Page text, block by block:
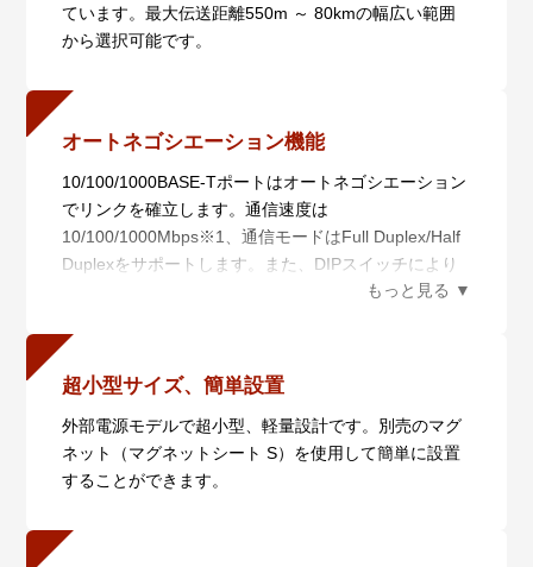
ています。最大伝送距離550m ～ 80kmの幅広い範囲
から選択可能です。
オートネゴシエーション機能
10/100/1000BASE-Tポートはオートネゴシエーション
でリンクを確立します。通信速度は
10/100/1000Mbps※1、通信モードはFull Duplex/Half
Duplexをサポートします。また、DIPスイッチにより
オートネゴシエーション機能を無効（100M Full
※1 AT-MMC200/SC・AT-MMC200/STでは、次のハー
ドウェアリビジョン以降のみ1000Mbpsをサポートし
ます。
・AT-MMC200/SC：ハードウェアリビジョンRev. J
以降
・AT-MMC200/ST： ハードウェアリビジョンRev. K
これより前のMMC200シリーズでは、本ポートは
超小型サイズ、簡単設置
外部電源モデルで超小型、軽量設計です。別売のマグ
ネット（マグネットシート S）を使用して簡単に設置
することができます。